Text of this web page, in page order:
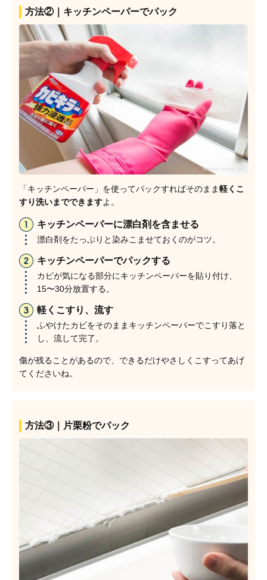
方法②｜キッチンペーパーでパック
「キッチンペーパー」を使ってパックすればそのまま軽くこ
すり洗いまでできますよ。
キッチンペーパーに漂白剤を含ませる
漂白剤をたっぷりと染みこませておくのがコツ。
キッチンペーパーでパックする
カビが気になる部分にキッチンペーパーを貼り付け、
15〜30分放置する。
軽くこすり、流す
ふやけたカビをそのままキッチンペーパーでこすり落と
し、流して完了。
傷が残ることがあるので、できるだけやさしくこすってあげ
てくださいね。
方法③｜片栗粉でパック